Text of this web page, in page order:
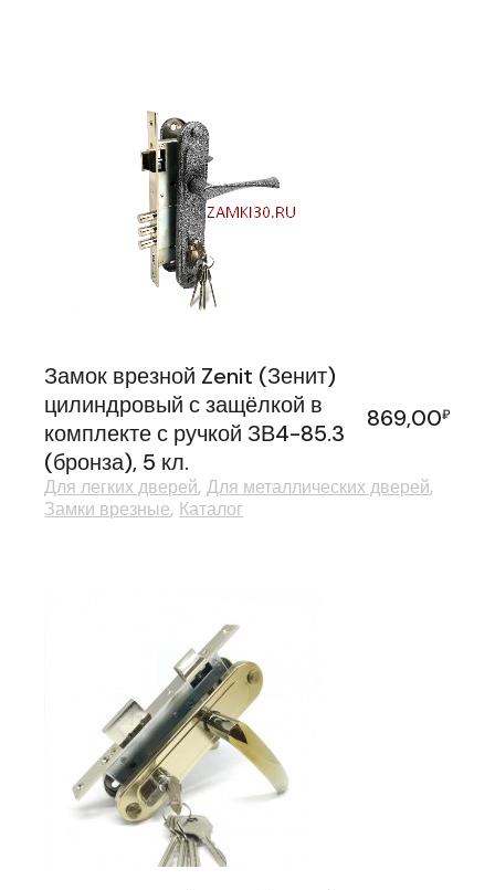
Замок врезной Zenit (Зенит)
цилиндровый с защёлкой в
комплекте с ручкой ЗВ4-85.3
(бронза), 5 кл.
869,00₽
Для легких дверей Для металлических дверей
Замки врезные Каталог